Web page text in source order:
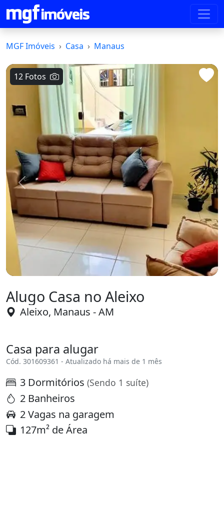
MGF Imóveis Casa Manaus
12 Fotos
Voltar
Alugo Casa no Aleixo
Aleixo, Manaus - AM
Casa para alugar
Cód. 301609361 - Atualizado há mais de 1 mês
3 Dormitórios (Sendo 1 suíte)
2 Banheiros
2 Vagas na garagem
127m² de Área